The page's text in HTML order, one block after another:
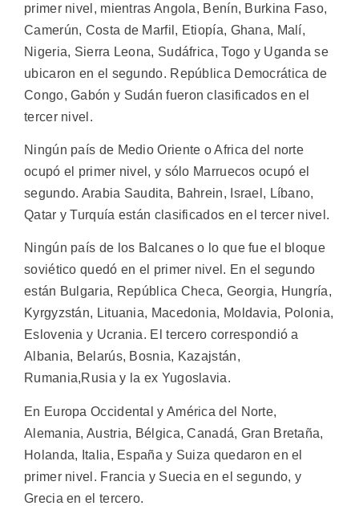
primer nivel, mientras Angola, Benín, Burkina Faso,
Camerún, Costa de Marfil, Etiopía, Ghana, Malí,
Nigeria, Sierra Leona, Sudáfrica, Togo y Uganda se
ubicaron en el segundo. República Democrática de
Congo, Gabón y Sudán fueron clasificados en el
tercer nivel.
Ningún país de Medio Oriente o Africa del norte
ocupó el primer nivel, y sólo Marruecos ocupó el
segundo. Arabia Saudita, Bahrein, Israel, Líbano,
Qatar y Turquía están clasificados en el tercer nivel.
Ningún país de los Balcanes o lo que fue el bloque
soviético quedó en el primer nivel. En el segundo
están Bulgaria, República Checa, Georgia, Hungría,
Kyrgyzstán, Lituania, Macedonia, Moldavia, Polonia,
Eslovenia y Ucrania. El tercero correspondió a
Albania, Belarús, Bosnia, Kazajstán,
Rumania,Rusia y la ex Yugoslavia.
En Europa Occidental y América del Norte,
Alemania, Austria, Bélgica, Canadá, Gran Bretaña,
Holanda, Italia, España y Suiza quedaron en el
primer nivel. Francia y Suecia en el segundo, y
Grecia en el tercero.